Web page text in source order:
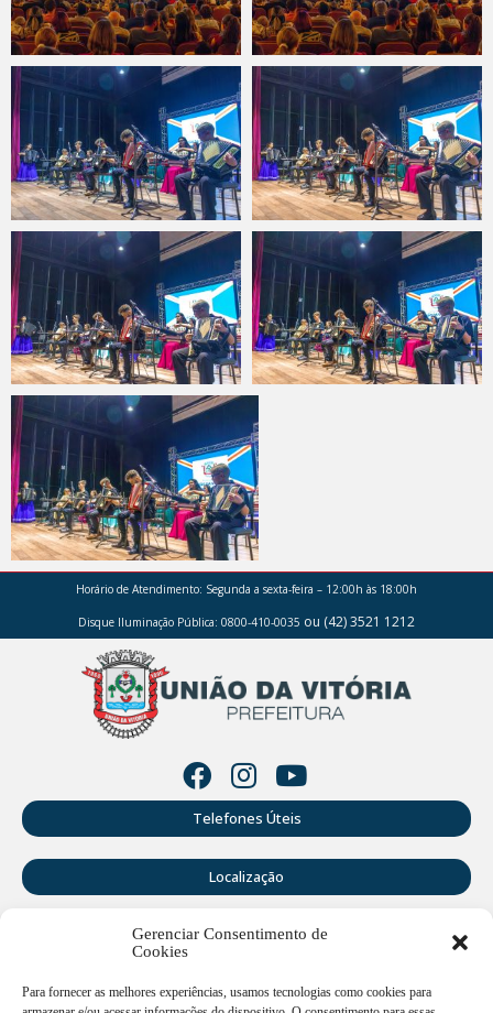
Gerenciar Consentimento de
Cookies
Para fornecer as melhores experiências, usamos tecnologias como cookies para
Horário de Atendimento: Segunda a sexta-feira – 12:00h às 18:00h
Disque Iluminação Pública: 0800-410-0035 ou (42) 3521 1212
Telefones Úteis
Localização
Perguntas Frequentes
Webmail